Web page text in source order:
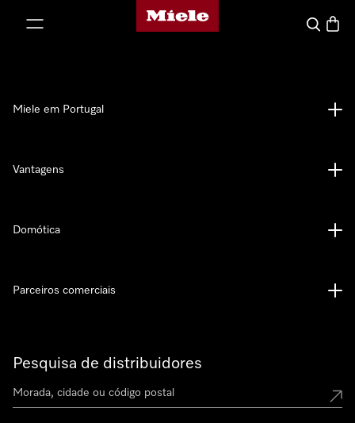
Página principal da Miele
Pesquisa
Pesquisa de distribuidores
Miele em Portugal
Vantagens
Domótica
Parceiros comerciais